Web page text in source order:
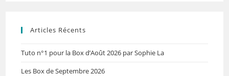
Articles Récents
Tuto n°1 pour la Box d’Août 2026 par Sophie La
Les Box de Septembre 2026